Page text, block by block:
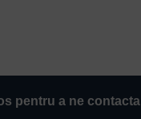
pentru a ne contacta